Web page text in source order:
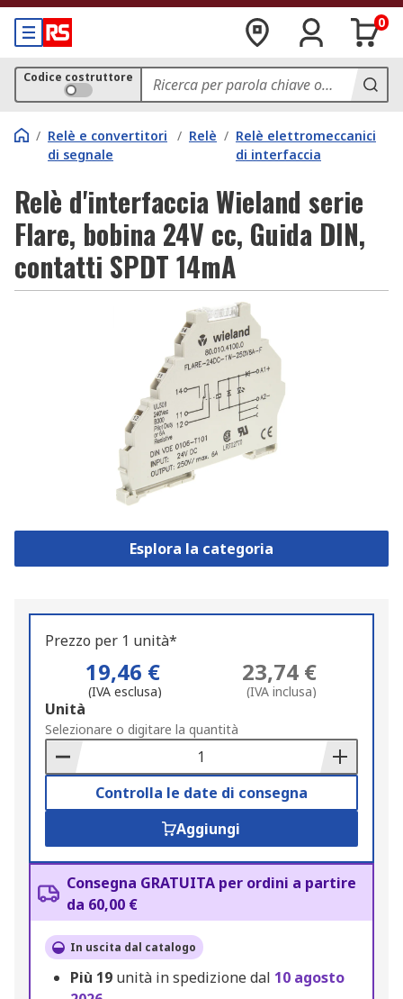
0
Codice costruttore
/ Relè e convertitori
di segnale
/ Relè / Relè elettromeccanici
di interfaccia
Relè d'interfaccia Wieland serie
Flare, bobina 24V cc, Guida DIN,
contatti SPDT 14mA
Esplora la categoria
Prezzo per 1 unità*
19,46 €
(IVA esclusa)
23,74 €
(IVA inclusa)
Add
to
Basket
Unità
Selezionare o digitare la quantità
Controlla le date di consegna
Aggiungi
Consegna GRATUITA per ordini a partire
da 60,00 €
In uscita dal catalogo
Più 19 unità in spedizione dal 10 agosto